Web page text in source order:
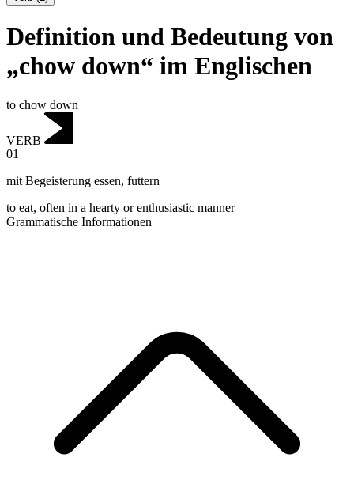
Definition und Bedeutung von
„chow down“ im Englischen
to chow down
VERB
01
mit Begeisterung essen, futtern
to eat, often in a hearty or enthusiastic manner
Grammatische Informationen